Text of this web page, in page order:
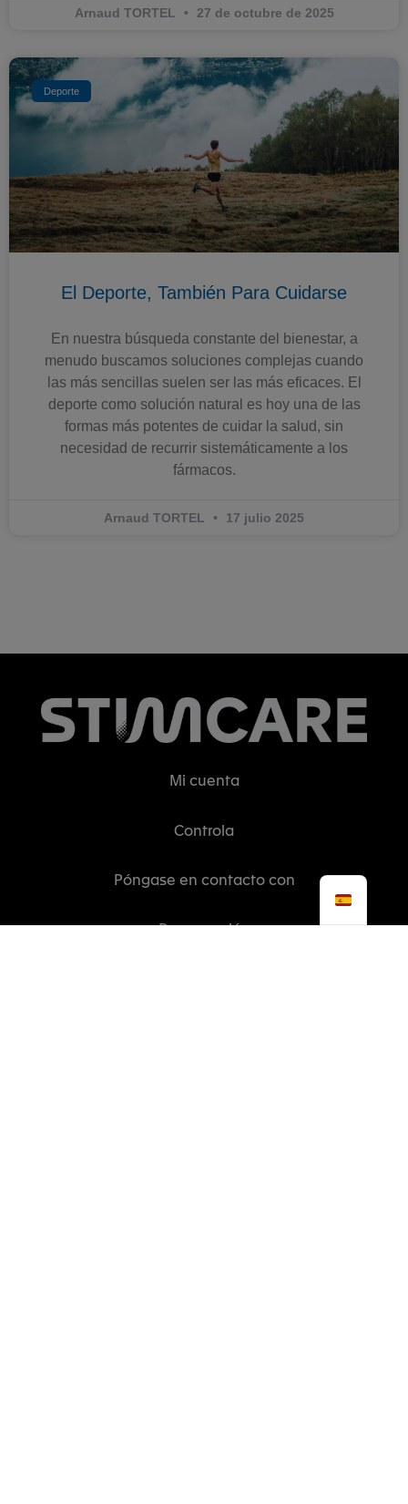
Arnaud TORTEL 27 de octubre de 2025
Deporte
El Deporte, También Para Cuidarse
En nuestra búsqueda constante del bienestar, a
menudo buscamos soluciones complejas cuando
las más sencillas suelen ser las más eficaces. El
deporte como solución natural es hoy una de las
formas más potentes de cuidar la salud, sin
necesidad de recurrir sistemáticamente a los
fármacos.
Arnaud TORTEL 17 julio 2025
Mi cuenta
Controla
Póngase en contacto con
Desconexión